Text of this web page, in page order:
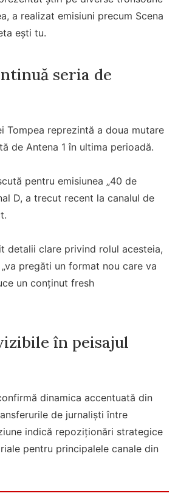
a realizat emisiuni precum Scena
ești tu.
seria de
Tompea reprezintă a doua mutare
de Antena 1 în ultima perioadă.
pentru emisiunea „40 de
D, a trecut recent la canalul de
detalii clare privind rolul acesteia,
pregăti un format nou care va
un conţinut fresh
în peisajul
dinamica accentuată din
de jurnaliști între
indică repoziționări strategice
pentru principalele canale din